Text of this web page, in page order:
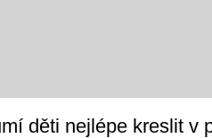
děti nejlépe kreslit v